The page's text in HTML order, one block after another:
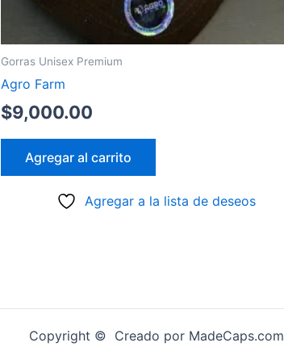
Gorras Unisex Premium
Agro Farm
$9,000.00
Agregar al carrito
Agregar a la lista de deseos
Copyright © Creado por MadeCaps.com